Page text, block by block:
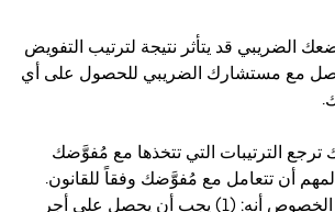
الضريبي قد يتأثر نتيجة لترتيب التفويض
مع مستشارك الضريبي للحصول على أي
ترجع الترتيبات التي تتخذها مع مُفوَّضك
أن تتعامل مع مُفوَّضك وفقاً للقانون.
ويعني هذا على وجه الخصوص أنه: (1) يجب أن يحصل على أجر